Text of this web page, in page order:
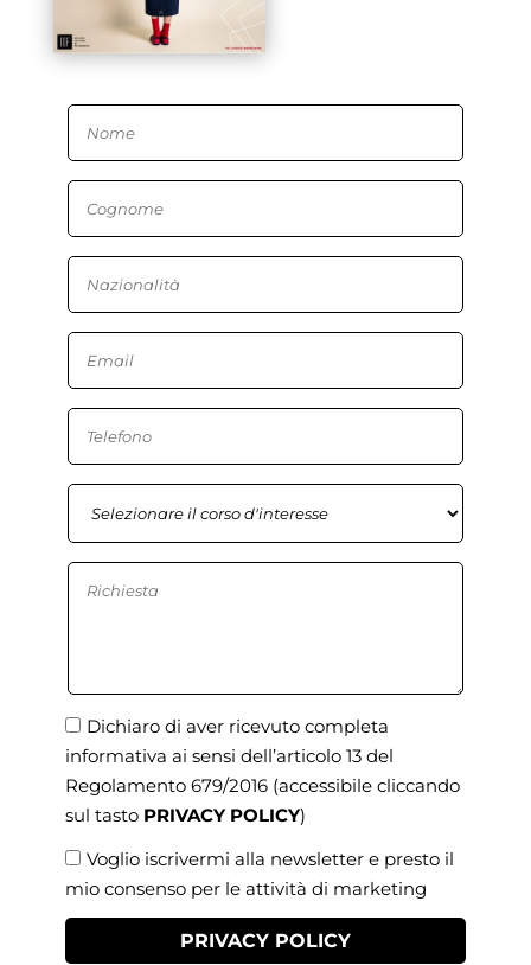
Dichiaro di aver ricevuto completa
informativa ai sensi dell’articolo 13 del
Regolamento 679/2016 (accessibile cliccando
sul tasto PRIVACY POLICY)
Voglio iscrivermi alla newsletter e presto il
mio consenso per le attività di marketing
PRIVACY POLICY